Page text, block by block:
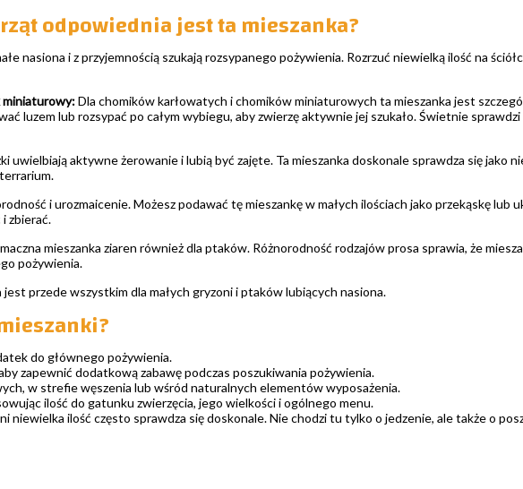
odpowiednia jest ta mieszanka?
nasiona i z przyjemnością szukają rozsypanego pożywienia. Rozrzuć niewielką ilość na
miniaturowy:Dla chomików karłowatych i chomików miniaturowych ta mieszanka jest
luzem lub rozsypać po całym wybiegu, aby zwierzę aktywnie jej szukało. Świetnie
uwielbiają aktywne żerowanie i lubią być zajęte. Ta mieszanka doskonale sprawdza się jako
i urozmaicenie. Możesz podawać tę mieszankę w małych ilościach jako przekąskę lub
i zbierać.
mieszanka ziaren również dla ptaków. Różnorodność rodzajów prosa sprawia, że
pożywienia.
jest przede wszystkim dla małych gryzoni i ptaków lubiących nasiona.
do głównego pożywienia.
zapewnić dodatkową zabawę podczas poszukiwania pożywienia.
w strefie węszenia lub wśród naturalnych elementów wyposażenia.
ilość do gatunku zwierzęcia, jego wielkości i ogólnego menu.
niewielka ilość często sprawdza się doskonale. Nie chodzi tu tylko o jedzenie, ale także o